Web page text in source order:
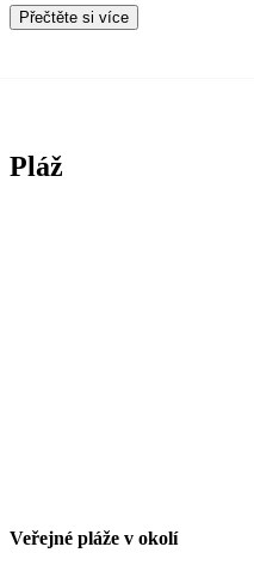
Přečtěte si více
Pláž
Veřejné pláže v okolí